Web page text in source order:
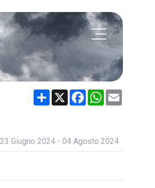
Share X FacebookWhatsApp
23 Giugno 2024 - 04 Agosto 2024